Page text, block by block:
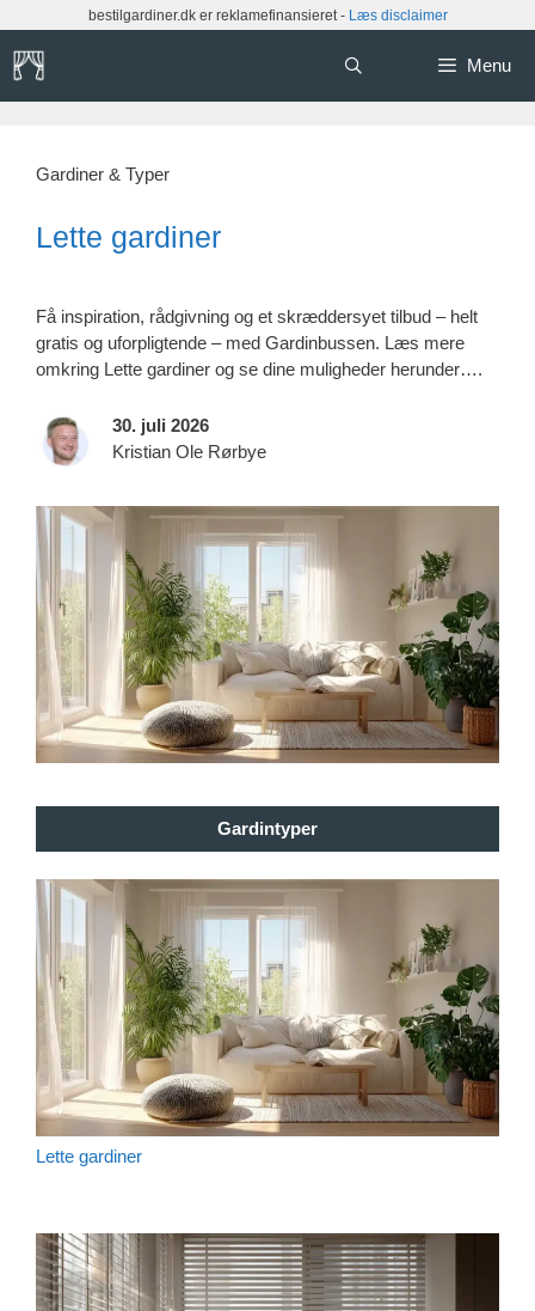
indhold
bestilgardiner.dk er reklamefinansieret - Læs disclaimer
Menu
Gardiner & Typer
Lette gardiner
Få inspiration, rådgivning og et skræddersyet tilbud – helt
gratis og uforpligtende – med Gardinbussen. Læs mere
omkring Lette gardiner og se dine muligheder herunder….
30. juli 2026
Kristian Ole Rørbye
Gardintyper
Lette gardiner